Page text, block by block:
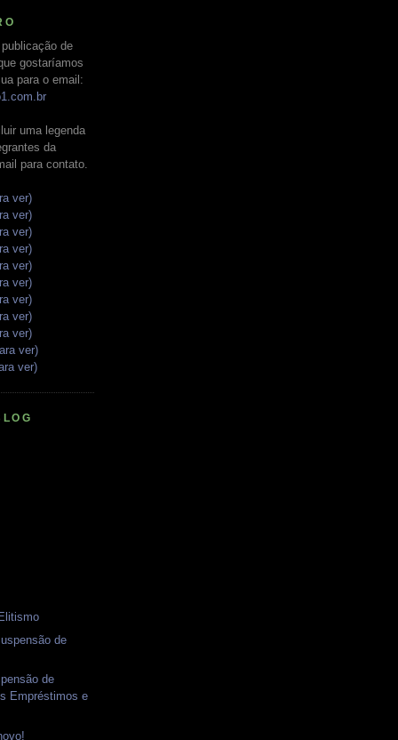
de
gostaríamos
para o email:
uma legenda
da
para contato.
ver)
ver)
ver)
ver)
ver)
ver)
ver)
ver)
ver)
ver)
ver)
de
de
Empréstimos e